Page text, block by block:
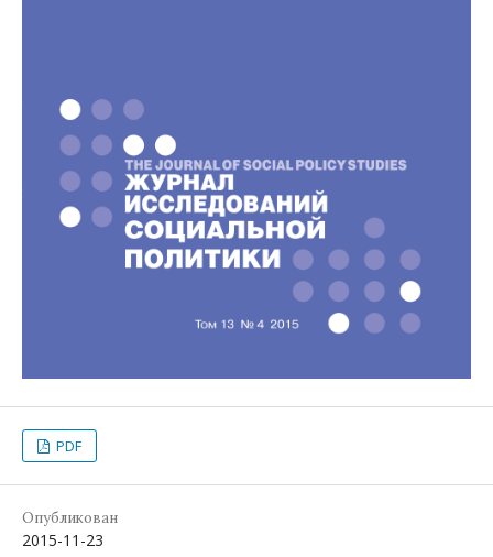
PDF
Опубликован
2015-11-23